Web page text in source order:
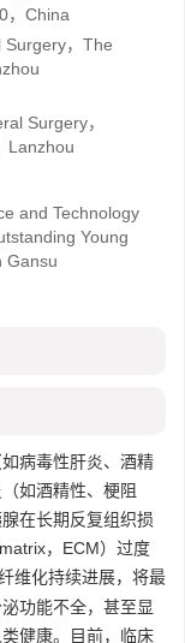
，China
Surgery，The
Surgery，
Lanzhou
and Technology
Young
Gansu
病毒性肝炎、酒精
如酒精性、梗阻
在长期反复组织损
，ECM）过度
维化持续进展，将最
功能不全，甚至显
健康。目前，临床